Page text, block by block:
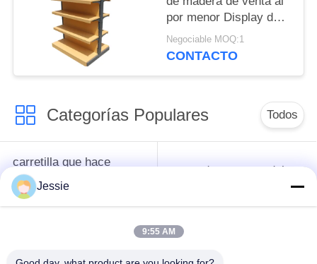
por menor Display de
metal de supermercado
Estantes para el
Negociable MOQ:1
CONTACTO
Categorías Populares Todos
carretilla que hace
compras del
supermercado
cesta de compras del
Jaulas de
Jessie
9:55 AM